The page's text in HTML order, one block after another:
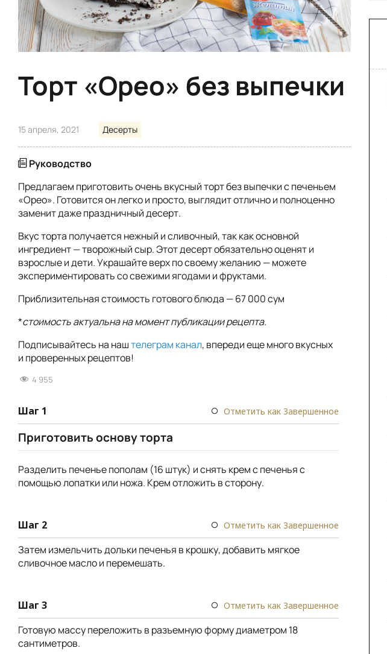
Торт «Орео» без выпечки
15 апреля, 2021 Десерты
Руководство
Предлагаем приготовить очень вкусный торт без выпечки с печеньем
«Орео». Готовится он легко и просто, выглядит отлично и полноценно
заменит даже праздничный десерт.
Вкус торта получается нежный и сливочный, так как основной
ингредиент — творожный сыр. Этот десерт обязательно оценят и
взрослые и дети. Украшайте верх по своему желанию — можете
экспериментировать со свежими ягодами и фруктами.
Приблизительная стоимость готового блюда — 67 000 сум
*стоимость актуальна на момент публикации рецепта.
Подписывайтесь на наштелеграм канал, впереди еще много вкусных
и проверенных рецептов!
4 955
Шаг 1 Отметить как Завершенное
Приготовить основу торта
Разделить печенье пополам (16 штук) и снять крем с печенья с
помощью лопатки или ножа. Крем отложить в сторону.
Шаг 2 Отметить как Завершенное
Затем измельчить дольки печенья в крошку, добавить мягкое
сливочное масло и перемешать.
Шаг 3 Отметить как Завершенное
Готовую массу переложить в разъемную форму диаметром 18
сантиметров.